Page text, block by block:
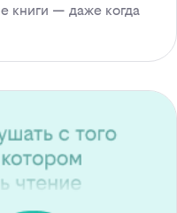
книги — даже когда